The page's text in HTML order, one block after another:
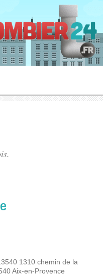
.
1310 chemin de la
Aix-en-Provence